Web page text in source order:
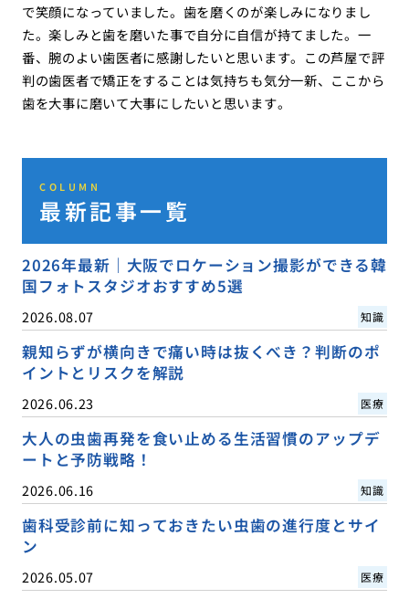
で笑顔になっていました。歯を磨くのが楽しみになりまし
た。楽しみと歯を磨いた事で自分に自信が持てました。一
番、腕のよい歯医者に感謝したいと思います。この芦屋で評
判の歯医者で矯正をすることは気持ちも気分一新、ここから
歯を大事に磨いて大事にしたいと思います。
COLUMN
最新記事一覧
2026年最新｜大阪でロケーション撮影ができる韓
国フォトスタジオおすすめ5選
2026.08.07 知識
親知らずが横向きで痛い時は抜くべき？判断のポ
イントとリスクを解説
2026.06.23 医療
大人の虫歯再発を食い止める生活習慣のアップデ
ートと予防戦略！
2026.06.16 知識
歯科受診前に知っておきたい虫歯の進行度とサイ
ン
2026.05.07 医療